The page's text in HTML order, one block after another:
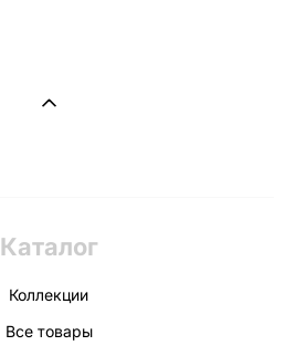
Каталог
Коллекции
Все товары